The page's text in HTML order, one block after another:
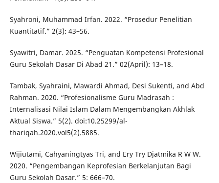
Syahroni, Muhammad Irfan. 2022. “Prosedur Penelitian
Kuantitatif.” 2(3): 43–56.
Syawitri, Damar. 2025. “Penguatan Kompetensi Profesional
Guru Sekolah Dasar Di Abad 21.” 02(April): 13–18.
Tambak, Syahraini, Mawardi Ahmad, Desi Sukenti, and Abd
Rahman. 2020. “Profesionalisme Guru Madrasah :
Internalisasi Nilai Islam Dalam Mengembangkan Akhlak
Aktual Siswa.” 5(2). doi:10.25299/al-
thariqah.2020.vol5(2).5885.
Wijiutami, Cahyaningtyas Tri, and Ery Try Djatmika R W W.
2020. “Pengembangan Keprofesian Berkelanjutan Bagi
Guru Sekolah Dasar.” 5: 666–70.